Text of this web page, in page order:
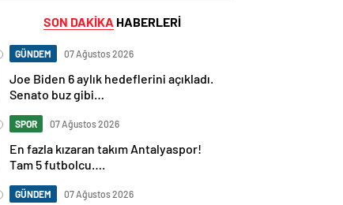
SON DAKİKA HABERLERİ
GÜNDEM 07 Ağustos 2026
Joe Biden 6 aylık hedeflerini açıkladı.
Senato buz gibi…
SPOR 07 Ağustos 2026
En fazla kızaran takım Antalyaspor!
Tam 5 futbolcu….
GÜNDEM 07 Ağustos 2026